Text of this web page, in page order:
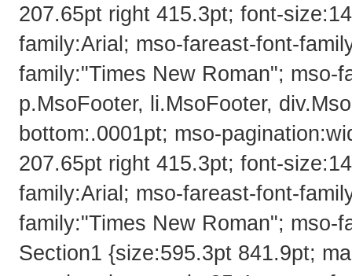
207.65pt right 415.3pt; font-
family:Arial; mso-fareast-font-
family:"Times New Roman"; mso-
p.MsoFooter, li.MsoFooter,
bottom:.0001pt; mso-
207.65pt right 415.3pt; font-
family:Arial; mso-fareast-font-
family:"Times New Roman"; mso-
Section1 {size:595.3pt 841.9pt;